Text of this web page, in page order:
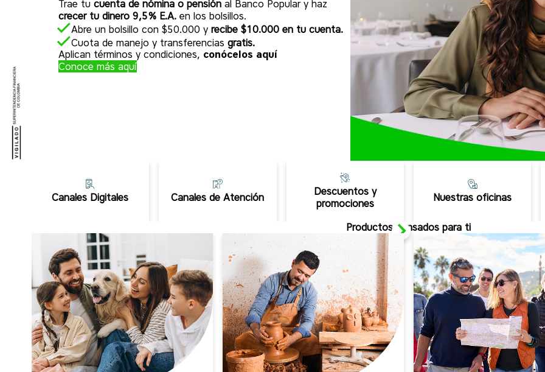
Trae tucuenta de nómina o pensiónal Banco Popular y haz
crecer tu dinero 9,5% E.A.en los bolsillos.
Abre un bolsillo con $50.000 y recibe $10.000 en tu cuenta.
Cuota de manejo y transferencias gratis.
Aplican términos y condiciones, conócelos aquí
Conoce más aquí
Canales Digitales Canales de Atención
Descuentos y
promociones
Nuestras oficinas
Productos pensados para ti